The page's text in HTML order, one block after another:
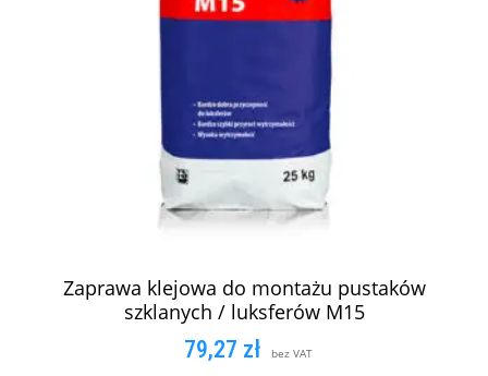
Zaprawa klejowa do montażu pustaków
szklanych / luksferów M15
79,27 zł bez VAT